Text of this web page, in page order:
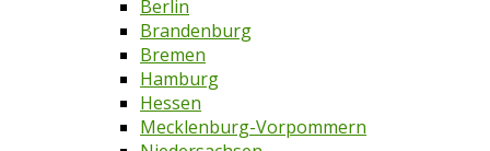
Berlin
Brandenburg
Bremen
Hamburg
Hessen
Mecklenburg-Vorpommern